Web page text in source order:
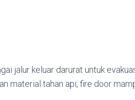
jalur keluar darurat untuk
material tahan api, fire door